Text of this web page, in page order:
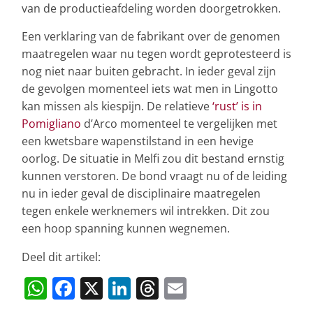
van de productieafdeling worden doorgetrokken.
Een verklaring van de fabrikant over de genomen
maatregelen waar nu tegen wordt geprotesteerd is
nog niet naar buiten gebracht. In ieder geval zijn
de gevolgen momenteel iets wat men in Lingotto
kan missen als kiespijn. De relatieve‘rust’ is in
Pomigliano d’Arco momenteel te vergelijken met
een kwetsbare wapenstilstand in een hevige
oorlog. De situatie in Melfi zou dit bestand ernstig
kunnen verstoren. De bond vraagt nu of de leiding
nu in ieder geval de disciplinaire maatregelen
tegen enkele werknemers wil intrekken. Dit zou
een hoop spanning kunnen wegnemen.
Deel dit artikel:
W F X Li T